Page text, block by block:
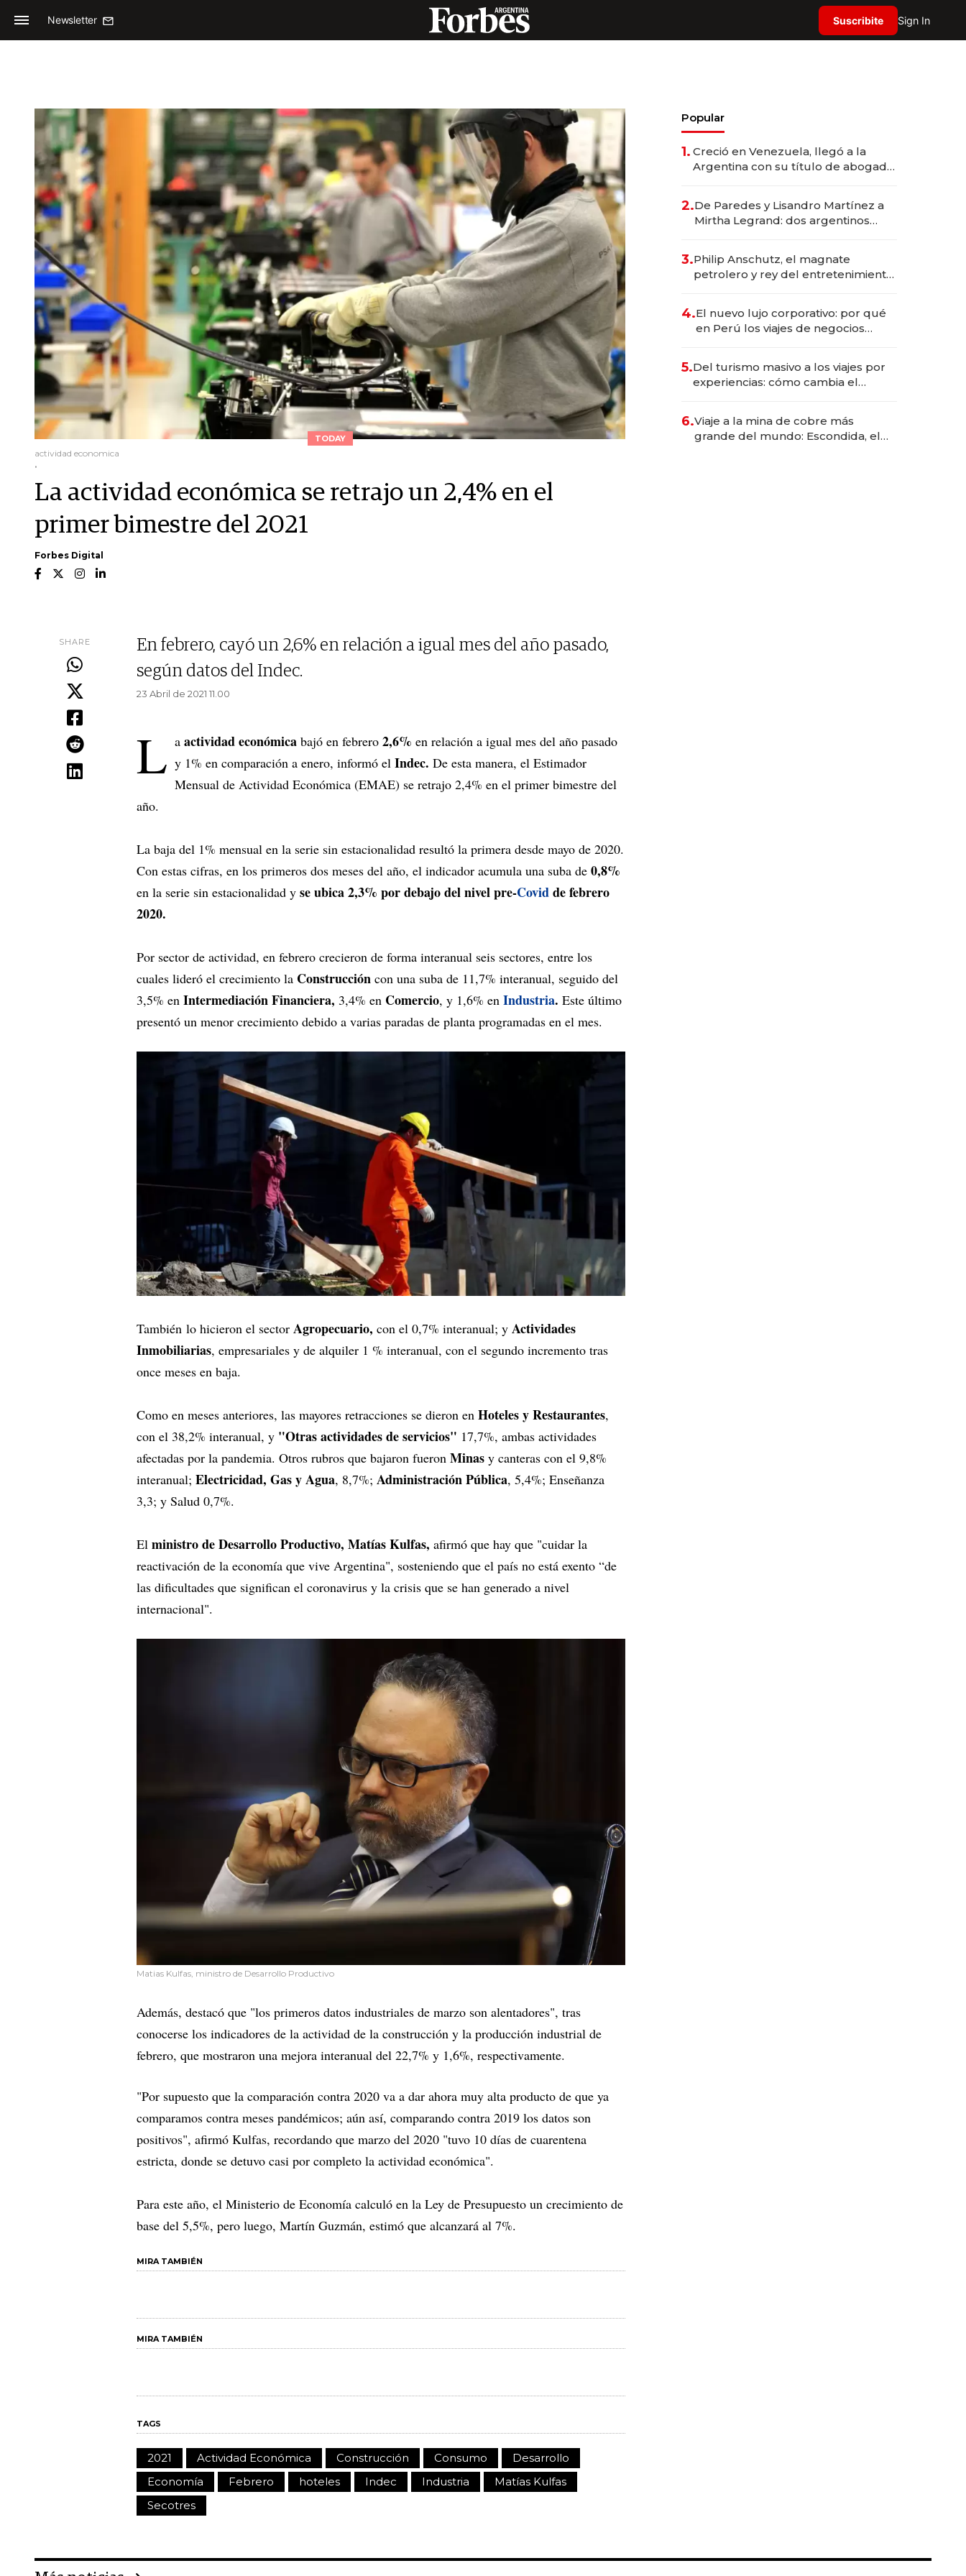
Newsletter Suscribite Sign In
TODAY
actividad economica
.
La actividad económica se retrajo un 2,4% en el
primer bimestre del 2021
Forbes Digital
SHARE
En febrero, cayó un 2,6% en relación a igual mes del año pasado,
según datos del Indec.
23 Abril de 2021 11.00
L a actividad económica bajó en febrero 2,6% en relación a igual mes del año pasado
y 1% en comparación a enero, informó el Indec. De esta manera, el Estimador
Mensual de Actividad Económica (EMAE) se retrajo 2,4% en el primer bimestre del
año.
La baja del 1% mensual en la serie sin estacionalidad resultó la primera desde mayo de 2020.
Con estas cifras, en los primeros dos meses del año, el indicador acumula una suba de 0,8%
en la serie sin estacionalidad y se ubica 2,3% por debajo del nivel pre-Covidde febrero
2020.
Por sector de actividad, en febrero crecieron de forma interanual seis sectores, entre los
cuales lideró el crecimiento la Construcción con una suba de 11,7% interanual, seguido del
3,5% en Intermediación Financiera, 3,4% en Comercio, y 1,6% en Industria. Este último
presentó un menor crecimiento debido a varias paradas de planta programadas en el mes.
También lo hicieron el sector Agropecuario, con el 0,7% interanual; y Actividades
Inmobiliarias, empresariales y de alquiler 1 % interanual, con el segundo incremento tras
once meses en baja.
Como en meses anteriores, las mayores retracciones se dieron en Hoteles y Restaurantes,
con el 38,2% interanual, y "Otras actividades de servicios" 17,7%, ambas actividades
afectadas por la pandemia. Otros rubros que bajaron fueron Minas y canteras con el 9,8%
interanual; Electricidad, Gas y Agua, 8,7%; Administración Pública, 5,4%; Enseñanza
3,3; y Salud 0,7%.
El ministro de Desarrollo Productivo, Matías Kulfas, afirmó que hay que "cuidar la
reactivación de la economía que vive Argentina", sosteniendo que el país no está exento “de
las dificultades que significan el coronavirus y la crisis que se han generado a nivel
internacional".
Matias Kulfas, ministro de Desarrollo Productivo
Además, destacó que "los primeros datos industriales de marzo son alentadores", tras
conocerse los indicadores de la actividad de la construcción y la producción industrial de
febrero, que mostraron una mejora interanual del 22,7% y 1,6%, respectivamente.
"Por supuesto que la comparación contra 2020 va a dar ahora muy alta producto de que ya
comparamos contra meses pandémicos; aún así, comparando contra 2019 los datos son
positivos", afirmó Kulfas, recordando que marzo del 2020 "tuvo 10 días de cuarentena
estricta, donde se detuvo casi por completo la actividad económica".
Para este año, el Ministerio de Economía calculó en la Ley de Presupuesto un crecimiento de
base del 5,5%, pero luego, Martín Guzmán, estimó que alcanzará al 7%.
MIRA TAMBIÉN
MIRA TAMBIÉN
TAGS
2021 Actividad Económica Construcción Consumo
Desarrollo
Economía
Febrero hoteles Indec Industria
Matías Kulfas
Secotres
Popular
1. Creció en Venezuela, llegó a la
Argentina con su título de abogado
marcas "fast premium"
2.De Paredes y Lisandro Martínez a
Mirtha Legrand: dos argentinos
3.Philip Anschutz, el magnate
petrolero y rey del entretenimiento
4.El nuevo lujo corporativo: por qué
en Perú los viajes de negocios
transformadoras
5.Del turismo masivo a los viajes por
experiencias: cómo cambia el
6.Viaje a la mina de cobre más
grande del mundo: Escondida, el